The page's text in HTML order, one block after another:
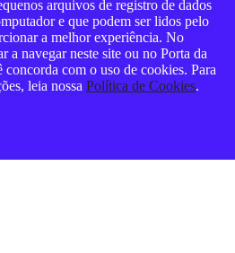
arquivos de registro de dados
e que podem ser lidos pelo
a melhor experiência. No
a navegar neste site ou no Porta da
concorda com o uso de cookies. Para
leia nossa Política de Cookies.